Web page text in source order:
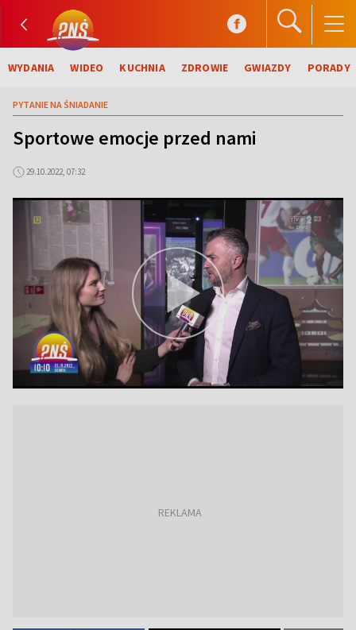
WYDANIA WIDEO KUCHNIA ZDROWIE GWIAZDY PORADY
PYTANIE NA ŚNIADANIE
Sportowe emocje przed nami
29.10.2022, 07:32